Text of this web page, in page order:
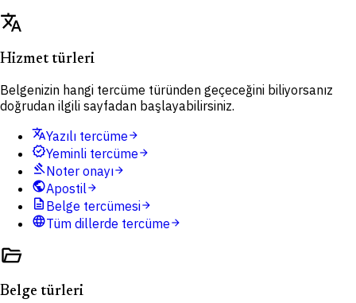
translate
Hizmet türleri
Belgenizin hangi tercüme türünden geçeceğini biliyorsanız
doğrudan ilgili sayfadan başlayabilirsiniz.
translateYazılı tercümearrow_forward
verifiedYeminli tercümearrow_forward
gavelNoter onayıarrow_forward
publicApostilarrow_forward
description Belge tercümesiarrow_forward
languageTüm dillerde tercümearrow_forward
folder_open
Belge türleri